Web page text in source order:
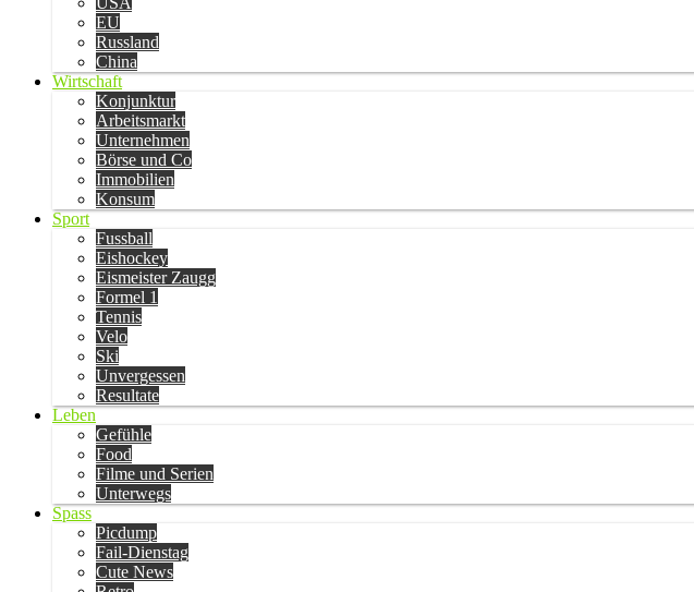
EU
Russland
China
Wirtschaft
Konjunktur
Arbeitsmarkt
Unternehmen
Börse und Co
Immobilien
Konsum
Sport
Fussball
Eishockey
Eismeister Zaugg
Formel 1
Tennis
Velo
Ski
Unvergessen
Resultate
Leben
Gefühle
Food
Filme und Serien
Unterwegs
Spass
Picdump
Fail-Dienstag
Cute News